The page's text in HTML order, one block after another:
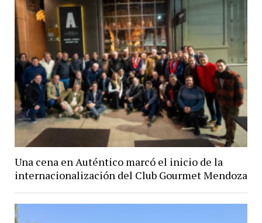
Una cena en Auténtico marcó el inicio de la
internacionalización del Club Gourmet Mendoza